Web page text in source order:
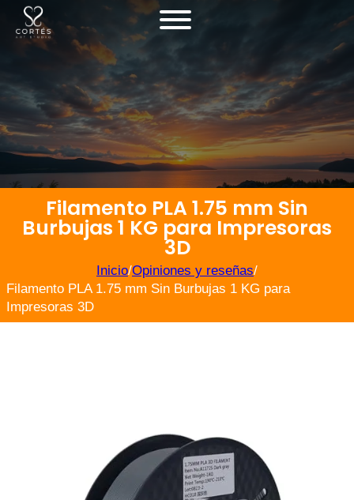
Filamento PLA 1.75 mm Sin
Burbujas 1 KG para Impresoras
3D
Inicio/Opiniones y reseñas/
Filamento PLA 1.75 mm Sin Burbujas 1 KG para
Impresoras 3D